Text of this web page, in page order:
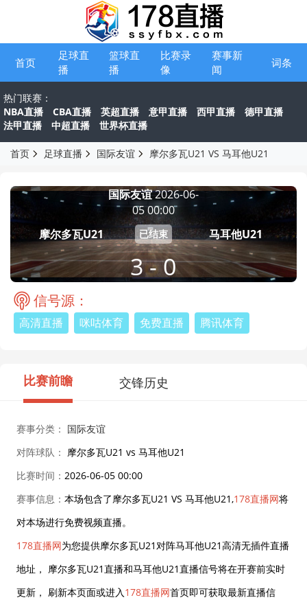
首页
足球直
播
篮球直
播
比赛录
像
赛事新
闻
词条
热门联赛：
NBA直播
CBA直播 英超直播 意甲直播 西甲直播
德甲直播
法甲直播
中超直播 世界杯直播
首页 足球直播 国际友谊 摩尔多瓦U21 VS 马耳他U21
摩尔多瓦U21
国际友谊2026-06-
05 00:00
已结束
3 - 0
马耳他U21
信号源：
高清直播 咪咕体育 免费直播 腾讯体育
比赛前瞻 交锋历史
赛事分类： 国际友谊
对阵球队： 摩尔多瓦U21 vs 马耳他U21
比赛时间： 2026-06-05 00:00
赛事信息： 本场包含了摩尔多瓦U21 VS 马耳他U21,178直播网将
对本场进行免费视频直播。
178直播网为您提供摩尔多瓦U21对阵马耳他U21高清无插件直播
地址， 摩尔多瓦U21直播和马耳他U21直播信号将在开赛前实时
更新， 刷新本页面或进入178直播网首页即可获取最新直播信